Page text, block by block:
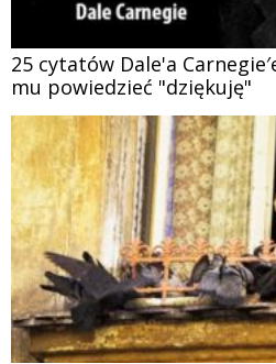
25 cytatów Dale'a
mu powiedzieć "dziękuję"